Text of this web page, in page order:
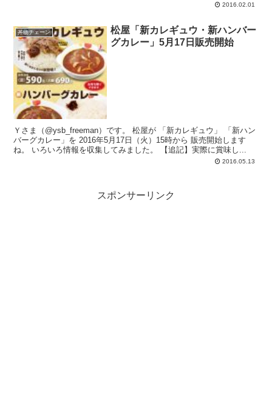
2016.02.01
丼物チェーン
松屋「新カレギュウ・新ハンバー
グカレー」5月17日販売開始
Ｙさま（@ysb_freeman）です。 松屋が 「新カレギュウ」 「新ハン
バーグカレー」を 2016年5月17日（火）15時から 販売開始します
ね。 いろいろ情報を収集してみました。 【追記】実際に賞味し...
2016.05.13
スポンサーリンク